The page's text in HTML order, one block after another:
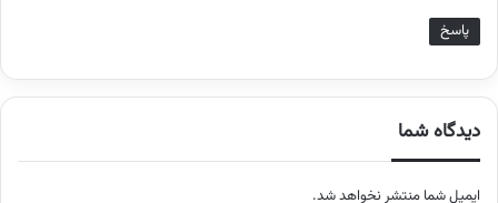
پاسخ
دیدگاه شما
ایمیل شما منتشر نخواهد شد.